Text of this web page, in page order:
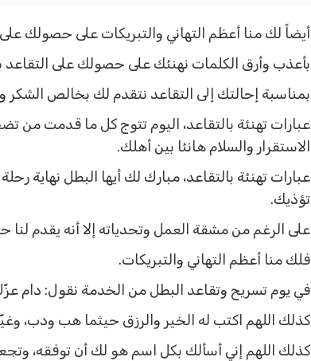
أيضاً لك منا أعظم التهاني والتبريكات على حصولك على
بأعذب وأرق الكلمات نهنئك على حصولك على
بمناسبة إحالتك إلى التقاعد نتقدم لك بخالص الشكر
عبارات تهنئة بالتقاعد، اليوم تتوج كل ما قدمت
الاستقرار والسلام هانئا بين أهلك.
عبارات تهنئة بالتقاعد، مبارك لك أيها البطل نهاية
تؤذيك.
على الرغم من مشقة العمل وتحدياته إلا أنه يقدم
فلك منا أعظم التهاني والتبريكات.
في يوم تسريح وتقاعد البطل من الخدمة نقول: دام
كذلك اللهم اكتب له الخير والرزق حيثما هب ودب،
كذلك اللهم إني أسألك بكل اسم هو لك أن توفقه،